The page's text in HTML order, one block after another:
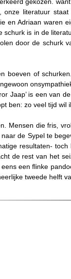
onze literatuur
en Adriaan waren
schurk is in de
door de schurk
boeven of
Jaap’ is een van
ben: zo veel tijd wil
Mensen die fris,
de Sypel te
resultaten-
de rest van het
een flinke
tweede helft